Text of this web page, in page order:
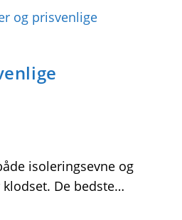
isoleringsevne og
De bedste…